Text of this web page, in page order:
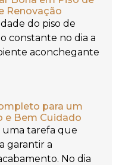
Renovação
do piso de
constante no dia a
aconchegante
para um
e Bem Cuidado
uma tarefa que
garantir a
No dia